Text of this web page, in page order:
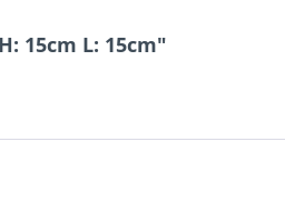
15cm L: 15cm"